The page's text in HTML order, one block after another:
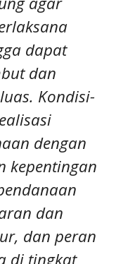
dapat
dan
Kondisi-
dengan
kepentingan
dan
dan peran